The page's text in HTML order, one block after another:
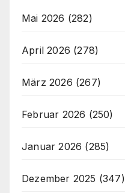
Mai 2026 (282)
April 2026 (278)
März 2026 (267)
Februar 2026 (250)
Januar 2026 (285)
Dezember 2025 (347)